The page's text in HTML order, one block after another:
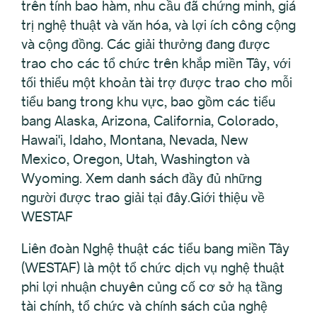
trên tính bao hàm, nhu cầu đã chứng minh, giá
trị nghệ thuật và văn hóa, và lợi ích công cộng
và cộng đồng. Các giải thưởng đang được
trao cho các tổ chức trên khắp miền Tây, với
tối thiểu một khoản tài trợ được trao cho mỗi
tiểu bang trong khu vực, bao gồm các tiểu
bang Alaska, Arizona, California, Colorado,
Hawai'i, Idaho, Montana, Nevada, New
Mexico, Oregon, Utah, Washington và
Wyoming. Xem danh sách đầy đủ những
người được trao giải tại đây.Giới thiệu về
WESTAF
Liên đoàn Nghệ thuật các tiểu bang miền Tây
(WESTAF) là một tổ chức dịch vụ nghệ thuật
phi lợi nhuận chuyên củng cố cơ sở hạ tầng
tài chính, tổ chức và chính sách của nghệ